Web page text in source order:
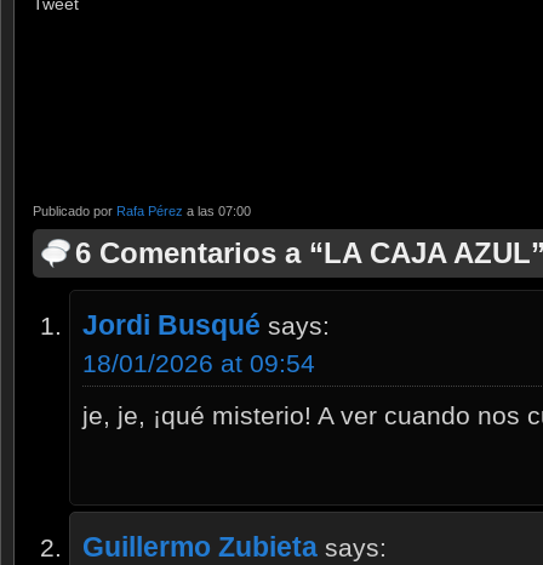
Publicado por Rafa Pérez a las 07:00
6 Comentarios a “LA CAJA
Jordi Busqué says:
18/01/2026 at 09:54
je, je, ¡qué misterio! A ver cuando nos
Guillermo Zubieta says: